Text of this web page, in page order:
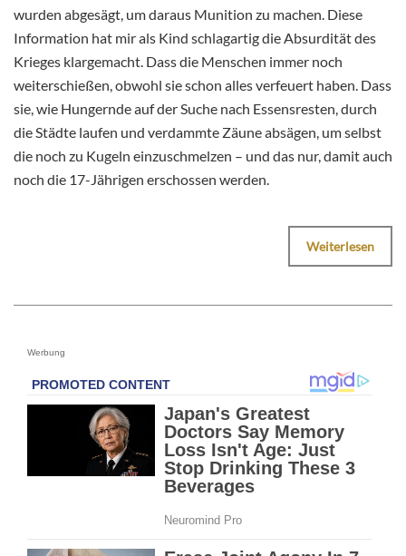
wurden abgesägt, um daraus Munition zu machen. Diese
Information hat mir als Kind schlagartig die Absurdität des
Krieges klargemacht. Dass die Menschen immer noch
weiterschießen, obwohl sie schon alles verfeuert haben. Dass
sie, wie Hungernde auf der Suche nach Essensresten, durch
die Städte laufen und verdammte Zäune absägen, um selbst
die noch zu Kugeln einzuschmelzen – und das nur, damit auch
noch die 17-Jährigen erschossen werden.
Weiterlesen
Werbung